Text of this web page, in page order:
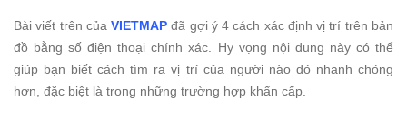
Bài viết trên củaVIETMAP đã gợi ý 4 cách xác định vị trí trên bản
đồ bằng số điện thoại chính xác. Hy vọng nội dung này có thể
giúp bạn biết cách tìm ra vị trí của người nào đó nhanh chóng
hơn, đặc biệt là trong những trường hợp khẩn cấp.